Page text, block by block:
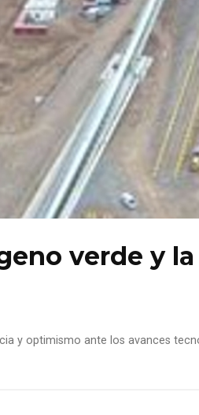
verde y
y optimismo ante los avances